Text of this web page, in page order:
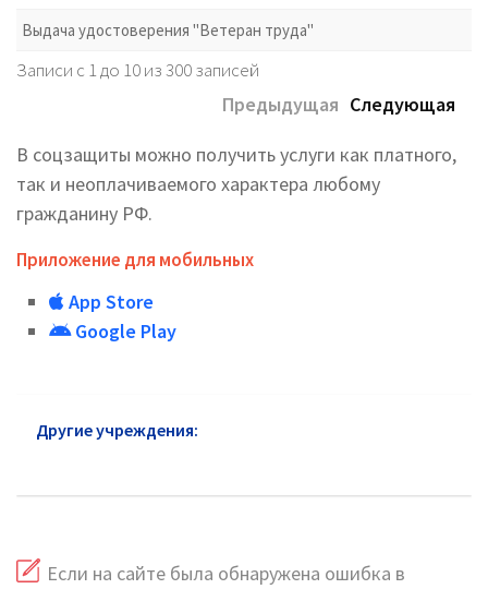
Выдача удостоверения "Ветеран труда"
Записи с 1 до 10 из 300 записей
Предыдущая Следующая
В соцзащиты можно получить услуги как платного,
так и неоплачиваемого характера любому
гражданину РФ.
Приложение для мобильных
App Store
Google Play
Другие учреждения:
Если на сайте была обнаружена ошибка в